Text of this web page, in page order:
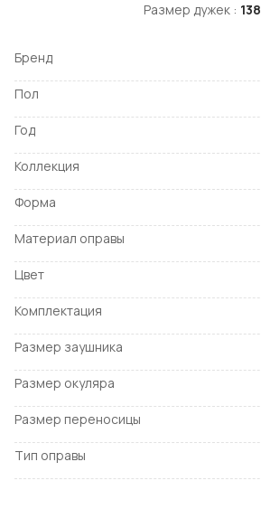
Размер дужек : 138
Бренд
Пол
Год
Коллекция
Форма
Материал оправы
Цвет
Комплектация
Размер заушника
Размер окуляра
Размер переносицы
Тип оправы